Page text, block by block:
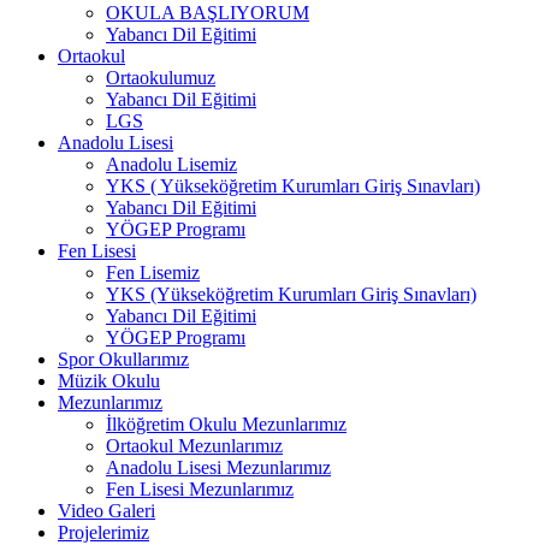
OKULA BAŞLIYORUM
Yabancı Dil Eğitimi
Ortaokul
Ortaokulumuz
Yabancı Dil Eğitimi
LGS
Anadolu Lisesi
Anadolu Lisemiz
YKS ( Yükseköğretim Kurumları Giriş Sınavları)
Yabancı Dil Eğitimi
YÖGEP Programı
Fen Lisesi
Fen Lisemiz
YKS (Yükseköğretim Kurumları Giriş Sınavları)
Yabancı Dil Eğitimi
YÖGEP Programı
Spor Okullarımız
Müzik Okulu
Mezunlarımız
İlköğretim Okulu Mezunlarımız
Ortaokul Mezunlarımız
Anadolu Lisesi Mezunlarımız
Fen Lisesi Mezunlarımız
Video Galeri
Projelerimiz